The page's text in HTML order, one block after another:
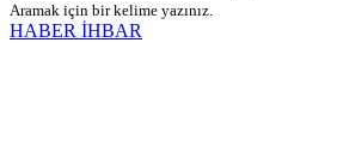
Aramak için bir kelime yazınız.
HABER İHBAR